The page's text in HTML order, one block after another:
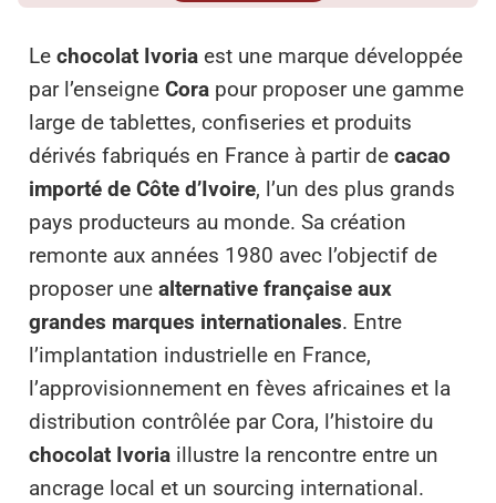
Le chocolat Ivoria est une marque développée
par l’enseigne Cora pour proposer une gamme
large de tablettes, confiseries et produits
dérivés fabriqués en France à partir de cacao
importé de Côte d’Ivoire, l’un des plus grands
pays producteurs au monde. Sa création
remonte aux années 1980 avec l’objectif de
proposer une alternative française aux
grandes marques internationales. Entre
l’implantation industrielle en France,
l’approvisionnement en fèves africaines et la
distribution contrôlée par Cora, l’histoire du
chocolat Ivoria illustre la rencontre entre un
ancrage local et un sourcing international.